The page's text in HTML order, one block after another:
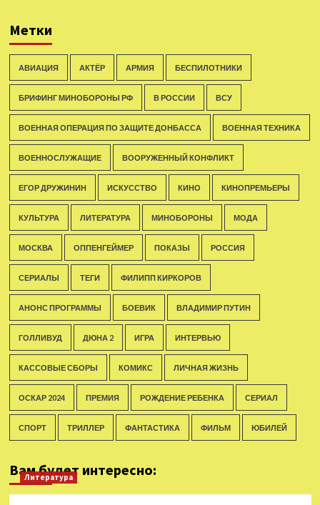
Метки
АВИАЦИЯ АКТЁР АРМИЯ БЕСПИЛОТНИКИ
БРИФИНГ МИНОБОРОНЫ РФ В РОССИИ ВСУ
ВОЕННАЯ ОПЕРАЦИЯ ПО ЗАЩИТЕ ДОНБАССА ВОЕННАЯ ТЕХНИКА
ВОЕННОСЛУЖАЩИЕ ВООРУЖЕННЫЙ КОНФЛИКТ
ЕГОР ДРУЖИНИН ИСКУССТВО КИНО КИНОПРЕМЬЕРЫ
КУЛЬТУРА ЛИТЕРАТУРА МИНОБОРОНЫ МОДА
МОСКВА ОППЕНГЕЙМЕР ПОКАЗЫ РОССИЯ
СЕРИАЛЫ ТЕГИ ФИЛИПП КИРКОРОВ
АНОНС ПРОГРАММЫ БОЕВИК ВЛАДИМИР ПУТИН
ГОЛЛИВУД ДЮНА 2 ИГРА ИНТЕРВЬЮ
КАССОВЫЕ СБОРЫ КОМИКС ЛИЧНАЯ ЖИЗНЬ
ОСКАР 2024 ПРЕМИЯ РОЖДЕНИЕ РЕБЕНКА СЕРИАЛ
СПОРТ ТРИЛЛЕР ФАНТАСТИКА ФИЛЬМ ЮБИЛЕЙ
Вам будет интересно:
Литература